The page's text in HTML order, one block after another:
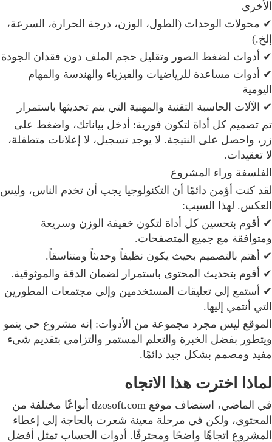
الأخرى
✔ محولات الوحدات (الطول، الوزن، درجة الحرارة، السرعة،
إلخ.)
✔ أدوات لضغط الصور وتقليل حجم الملف دون فقدان الجودة
✔ أدوات مساعدة للرياضيات والفيزياء والهندسة والمهام
اليومية
✔ الآلات الحاسبة التقنية والمهنية التي يتم تحديثها باستمرار
تم تصميم كل أداة لتكون فورية: أدخل بياناتك، واضغط على
زر، واحصل على النتيجة. لا يوجد تسجيل، لا إعلانات متطفلة،
لا تعقيدات.
الفلسفة وراء المشروع
لقد كنت أؤمن دائمًا أن التكنولوجيا يجب أن تخدم الناس، وليس
العكس. لهذا السبب:
✔ أقوم بتحسين كل أداة لتكون خفيفة الوزن وسريعة
ومتوافقة مع جميع المتصفحات.
✔ أهتم بالتصميم بحيث يكون نظيفاً وحديثاً ومتناسقاً.
✔ أقوم بتحديث المحتوى باستمرار لضمان الدقة والموثوقية.
✔ أستمع إلى تعليقات المستخدمين وإلى مجتمعات المطورين
التي أنتمي إليها.
الموقع ليس مجرد مجموعة من الأدوات: إنه مشروع حي ينمو
ويتطور بفضل الخبرة والتعلم المستمر والتزامي بتقديم شيء
مفيد ومصمم بشكل جيد دائمًا.
لماذا اخترت هذا الاتجاه
في الماضي، استضاف موقع dzosoft.com أنواعًا مختلفة من
المحتوى، ولكن في مرحلة معينة شعرت بالحاجة إلى إعطاء
المشروع اتجاهًا واضحًا ومحترفًا. أدوات الحساب تمثل أفضل